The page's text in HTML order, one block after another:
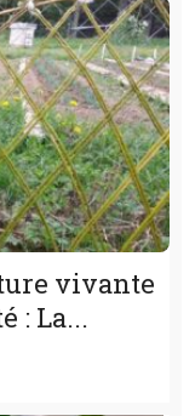
vivante
: La...